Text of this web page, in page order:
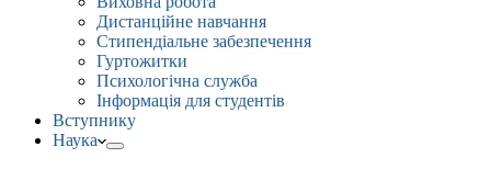
Дистанційне навчання
Стипендіальне забезпечення
Гуртожитки
Психологічна служба
Інформація для студентів
Вступнику
Наука